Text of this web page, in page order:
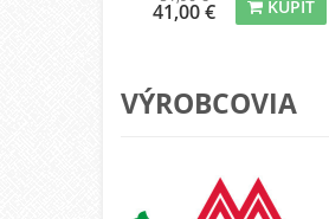
41,00 € KÚPIŤ
VÝROBCOVIA